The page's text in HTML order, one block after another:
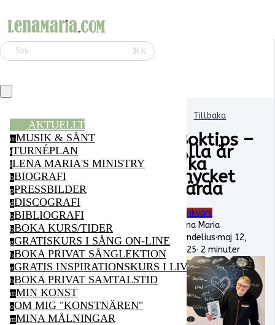
Sök ⌘K
AKTUELLT
mMUSIK & SÅNT
tTURNÉPLAN
lLENA MARIA'S MINISTRY
bBIOGRAFI
pPRESSBILDER
dDISCOGRAFI
bBIBLIOGRAFI
bBOKA KURS/TIDER
gGRATISKURS I SÅNG ON-LINE
bBOKA PRIVAT SÅNGLEKTION
gGRATIS INSPIRATIONSKURS I LIVSGLÄDJE ON-
bBOKA PRIVAT SAMTALSTID
mMIN KONST
oOM MIG "KONSTNÄREN"
mMINA MÅLNINGAR
Tillbaka
Boktips –
Alla är
lika
mycket
värda
Tänkvärt
Lena Maria
Vendelius·maj 12,
2025· 2 minuter